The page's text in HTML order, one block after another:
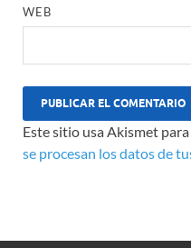
WEB
Este sitio usa Akismet
se procesan los datos de